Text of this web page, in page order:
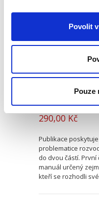
Povolit
Pouze
290,00 Kč
Publikace
problematice
do dvou částí.
manuál určený
kteří se rozhodli